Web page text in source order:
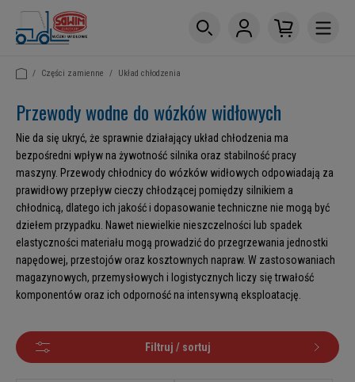
/ Części zamienne / Układ chłodzenia
Przewody wodne do wózków widłowych
Nie da się ukryć, że sprawnie działający układ chłodzenia ma
bezpośredni wpływ na żywotność silnika oraz stabilność pracy
maszyny. Przewody chłodnicy do wózków widłowych odpowiadają za
prawidłowy przepływ cieczy chłodzącej pomiędzy silnikiem a
chłodnicą, dlatego ich jakość i dopasowanie techniczne nie mogą być
dziełem przypadku. Nawet niewielkie nieszczelności lub spadek
elastyczności materiału mogą prowadzić do przegrzewania jednostki
napędowej, przestojów oraz kosztownych napraw. W zastosowaniach
magazynowych, przemysłowych i logistycznych liczy się trwałość
komponentów oraz ich odporność na intensywną eksploatację.
Filtruj / sortuj